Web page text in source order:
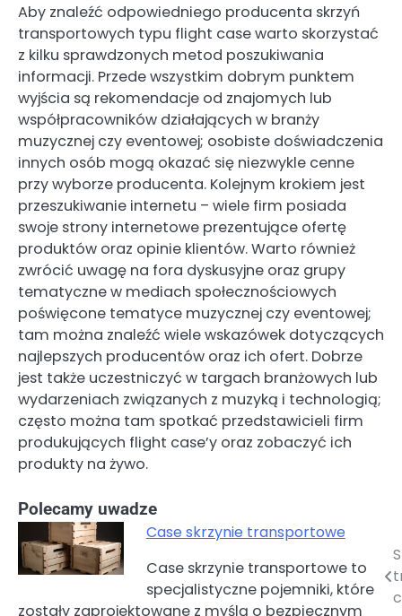
Aby znaleźć odpowiedniego producenta skrzyń
transportowych typu flight case warto skorzystać
z kilku sprawdzonych metod poszukiwania
informacji. Przede wszystkim dobrym punktem
wyjścia są rekomendacje od znajomych lub
współpracowników działających w branży
muzycznej czy eventowej; osobiste doświadczenia
innych osób mogą okazać się niezwykle cenne
przy wyborze producenta. Kolejnym krokiem jest
przeszukiwanie internetu – wiele firm posiada
swoje strony internetowe prezentujące ofertę
produktów oraz opinie klientów. Warto również
zwrócić uwagę na fora dyskusyjne oraz grupy
tematyczne w mediach społecznościowych
poświęcone tematyce muzycznej czy eventowej;
tam można znaleźć wiele wskazówek dotyczących
najlepszych producentów oraz ich ofert. Dobrze
jest także uczestniczyć w targach branżowych lub
wydarzeniach związanych z muzyką i technologią;
często można tam spotkać przedstawicieli firm
produkujących flight case’y oraz zobaczyć ich
produkty na żywo.
Polecamy uwadze
Case skrzynie transportowe
Case skrzynie transportowe to
specjalistyczne pojemniki, które
zostały zaprojektowane z myślą o bezpiecznym
Nawigacja